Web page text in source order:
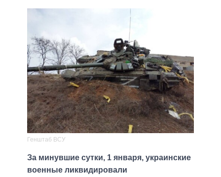
Генштаб ВСУ
За минувшие сутки, 1 января, украинские
военные ликвидировали